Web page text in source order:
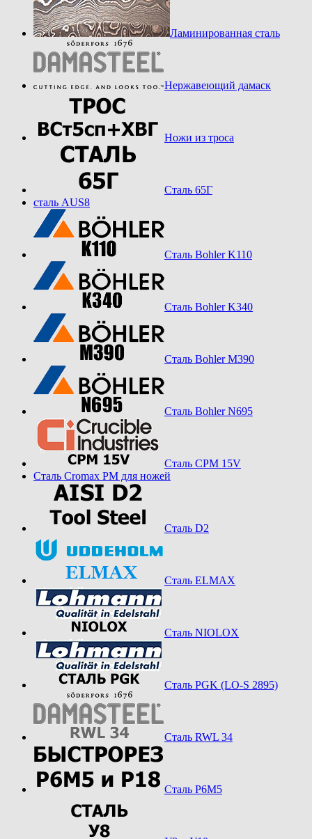
Ламинированная сталь
Нержавеющий дамаск
Ножи из троса
Сталь 65Г
сталь AUS8
Сталь Bohler K110
Сталь Bohler K340
Сталь Bohler M390
Сталь Bohler N695
Сталь CPM 15V
Сталь Cromax PM для ножей
Сталь D2
Сталь ELMAX
Сталь NIOLOX
Сталь PGK (LO-S 2895)
Сталь RWL 34
Сталь Р6М5